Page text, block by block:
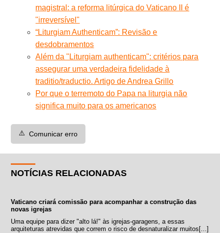
magistral: a reforma litúrgica do Vaticano II é
"irreversível"
“Liturgiam Authenticam”: Revisão e
desdobramentos
Além da "Liturgiam authenticam": critérios para
assegurar uma verdadeira fidelidade à
traditio/traductio. Artigo de Andrea Grillo
Por que o terremoto do Papa na liturgia não
significa muito para os americanos
⚠️ Comunicar erro
NOTÍCIAS RELACIONADAS
Vaticano criará comissão para acompanhar a construção das
novas igrejas
Uma equipe para dizer "alto lá!" às igrejas-garagens, a essas
arquiteturas atrevidas que correm o risco de desnaturalizar muitos[...]